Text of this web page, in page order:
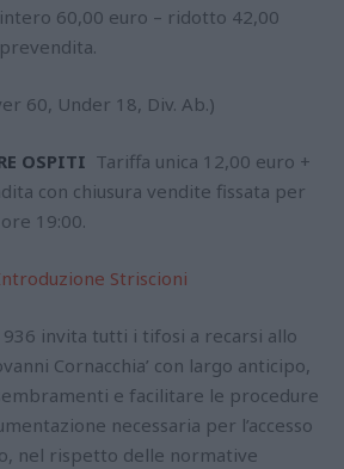
60,00 euro – ridotto 42,00
60, Under 18, Div. Ab.)
OSPITI Tariffa unica 12,00 euro +
con chiusura vendite fissata per
19:00.
Striscioni
invita tutti i tifosi a recarsi allo
Cornacchia’ con largo anticipo,
e facilitare le procedure
necessaria per l’accesso
nel rispetto delle normative